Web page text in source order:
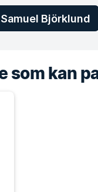
Björklund
som kan